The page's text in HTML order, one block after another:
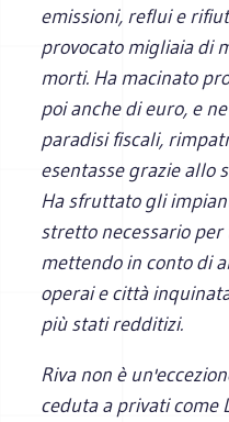
emissioni, reflui e
provocato migliaia di
morti. Ha macinato
poi anche di euro, e
paradisi fiscali,
esentasse grazie allo
Ha sfruttato gli
stretto necessario
mettendo in conto di
operai e città
più stati redditizi.
Riva non è
ceduta a privati come